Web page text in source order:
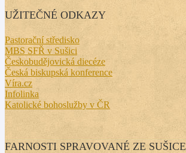
UŽITEČNÉ ODKAZY
Pastorační středisko
MBS SFŘ v Sušici
Českobudějovická diecéze
Česká biskupská konference
Víra.cz
Infolinka
Katolické bohoslužby v ČR
FARNOSTI SPRAVOVANÉ ZE SUŠICE